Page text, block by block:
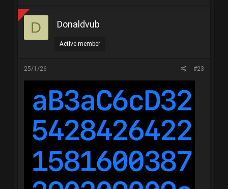
D Donaldvub
Active member
25/1/26 #23